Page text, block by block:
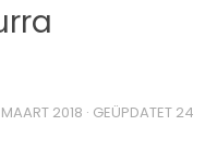
MAART 2018 · GEÜPDATET 24